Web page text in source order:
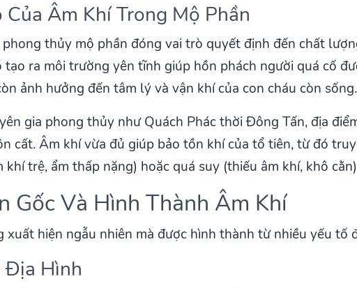
Của Âm Khí Trong Mộ Phần
thủy mộ phần đóng vai trò quyết định đến chất
tạo ra môi trường yên tĩnh giúp hồn phách người quá cố
ảnh hưởng đến tâm lý và vận khí của con cháu còn sống.
gia phong thủy như Quách Phác thời Đông Tấn, địa
cất. Âm khí vừa đủ giúp bảo tồn khí của tổ tiên, từ đó
khí trệ, ẩm thấp nặng) hoặc quá suy (thiếu âm khí, khô
Gốc Và Hình Thành Âm Khí
xuất hiện ngẫu nhiên mà được hình thành từ nhiều yếu tố
Địa Hình